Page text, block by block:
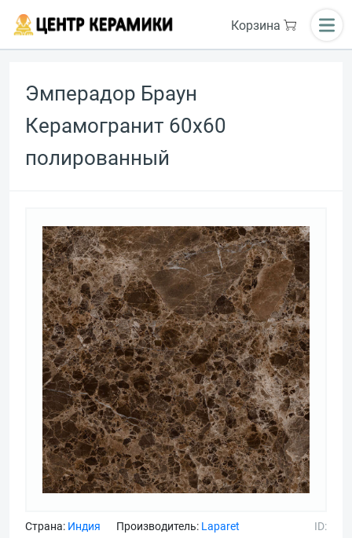
Корзина
Эмперадор Браун
Керамогранит 60х60
полированный
Страна: Индия Производитель: Laparet ID: